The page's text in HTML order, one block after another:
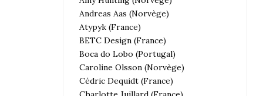
Andreas Aas (Norvège)
Atypyk (France)
BETC Design (France)
Boca do Lobo (Portugal)
Caroline Olsson (Norvège)
Cédric Dequidt (France)